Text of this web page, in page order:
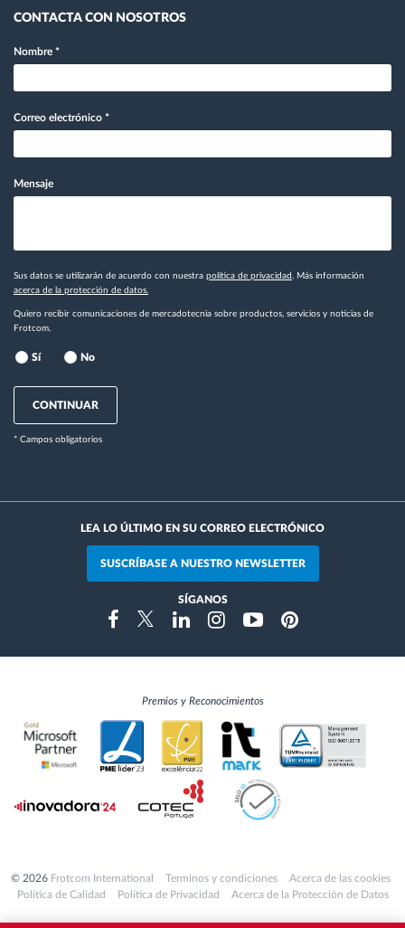
CONTACTA CON NOSOTROS
Nombre *
Correo electrónico *
Mensaje
Sus datos se utilizarán de acuerdo con nuestra política de privacidad . Más información
acerca de la protección de datos.
Quiero recibir comunicaciones de mercadotecnia sobre productos, servicios y noticias de
Frotcom.
Sí No
CONTINUAR
* Campos obligatorios
LEA LO ÚLTIMO EN SU CORREO ELECTRÓNICO
SUSCRÍBASE A NUESTRO NEWSLETTER
SÍGANOS
FacebookTwitterLinkedinInstragramYoutubePinterest
Premios y Reconocimientos
© 2026 Frotcom International Terminos y condiciones
Acerca de las cookies
Política de Calidad
Política de Privacidad Acerca de la Protección de Datos